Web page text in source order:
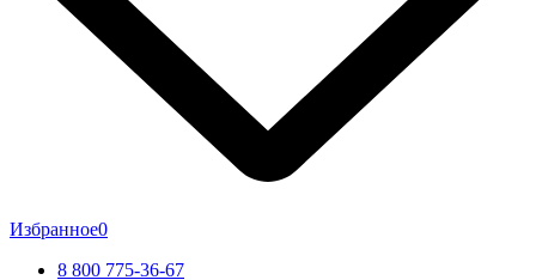
Избранное0
8 800 775-36-67